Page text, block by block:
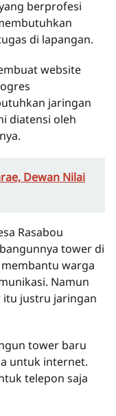
berprofesi
di lapangan.
website
jaringan
diatensi oleh
Dewan Nilai
Rasabou
tower di
warga
Namun
itu justru jaringan
tower baru
untuk internet.
telepon saja